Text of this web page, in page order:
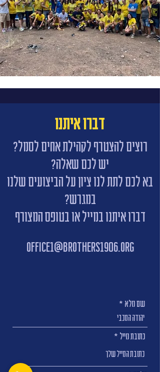
דברו איתנו
רוצים להצטרף לקהילת אחים לסמל?
יש לכם שאלה?
בא לכם לתת לנו ציון על הביצועים שלנו
במגרש?
דברו איתנו במייל או בטופס המצורף
office1@brothers1906.org
שם מלא
כתובת מייל